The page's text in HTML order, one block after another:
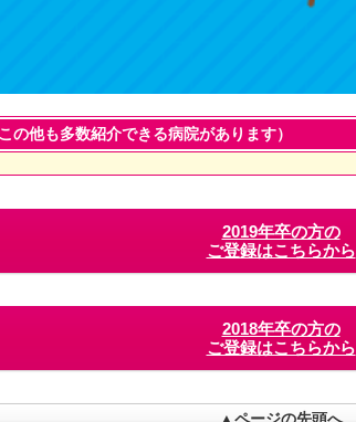
他も多数紹介できる病院があります）
2019年卒の方の
ご登録はこちらから
2018年卒の方の
ご登録はこちらから